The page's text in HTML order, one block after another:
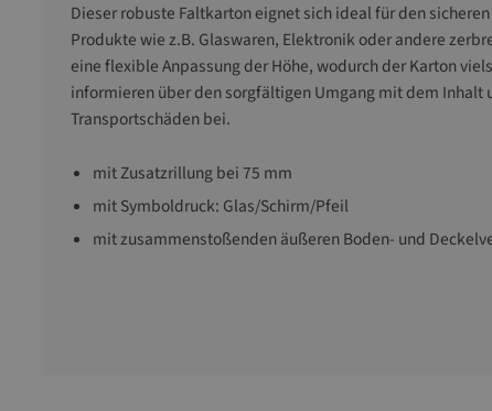
Dieser robuste Faltkarton eignet sich ideal für den
Produkte wie z.B. Glaswaren, Elektronik oder andere
eine flexible Anpassung der Höhe, wodurch der Karton
informieren über den sorgfältigen Umgang mit dem Inhalt
Transportschäden bei.​
mit Zusatzrillung bei 75 mm
mit Symboldruck: Glas/Schirm/Pfeil
mit zusammenstoßenden äußeren Boden- und